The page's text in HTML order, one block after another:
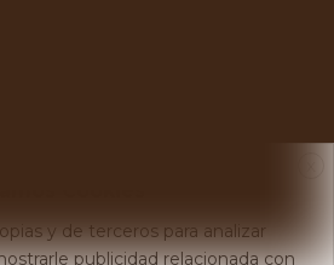
y de terceros para analizar
publicidad relacionada con